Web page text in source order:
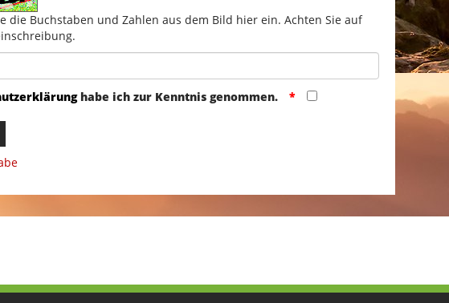
die Buchstaben und Zahlen aus dem Bild hier ein. Achten Sie auf
habe ich zur Kenntnis genommen.